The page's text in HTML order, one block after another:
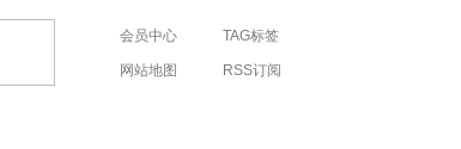
会员中心 TAG标签
网站地图 RSS订阅